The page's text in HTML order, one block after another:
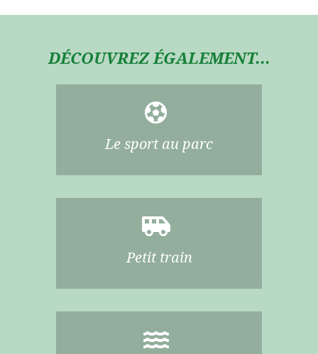
DÉCOUVREZ ÉGALEMENT...
Le sport au parc
Petit train